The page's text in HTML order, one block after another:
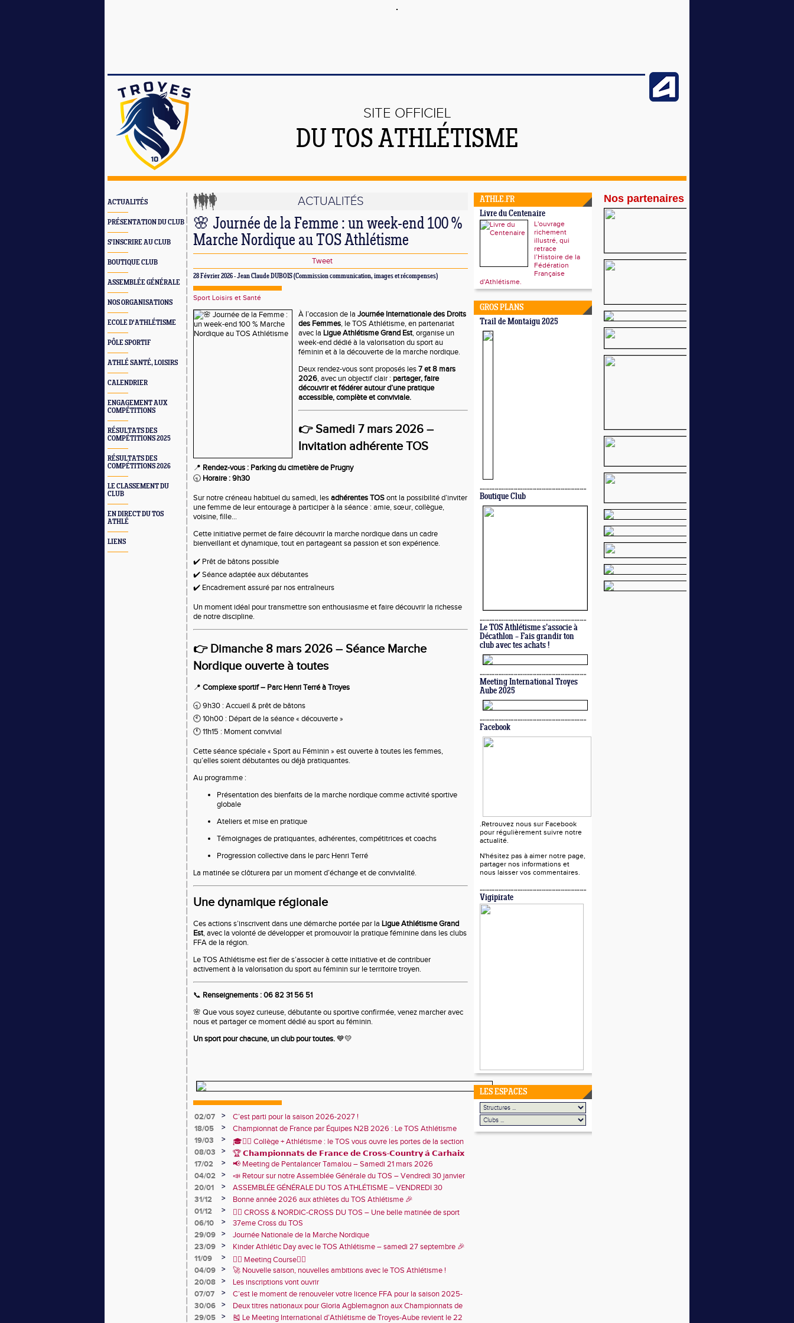
SITE OFFICIEL
DU TOS ATHLÉTISME
ACTUALITÉS
PRÉSENTATION DU CLUB
S'INSCRIRE AU CLUB
BOUTIQUE CLUB
ASSEMBLÉE GÉNÉRALE
NOS ORGANISATIONS
ECOLE D'ATHLÉTISME
PÔLE SPORTIF
ATHLÉ SANTÉ, LOISIRS
CALENDRIER
ENGAGEMENT AUX
COMPÉTITIONS
RÉSULTATS DES
COMPÉTITIONS 2025
RÉSULTATS DES
COMPÉTITIONS 2026
LE CLASSEMENT DU
CLUB
EN DIRECT DU TOS
ATHLÉ
LIENS
ACTUALITÉS
🌸 Journée de la Femme : un week-end 100 %
Marche Nordique au TOS Athlétisme
Tweet
28 Février 2026 - Jean Claude DUBOIS (Commission communication, images et récompenses)
Sport Loisirs et Santé
À l’occasion de la Journée Internationale des Droits
des Femmes, le TOS Athlétisme, en partenariat
avec la Ligue Athlétisme Grand Est, organise un
week-end dédié à la valorisation du sport au
féminin et à la découverte de la marche nordique.
Deux rendez-vous sont proposés les7 et 8 mars
2026, avec un objectif clair : partager, faire
découvrir et fédérer autour d’une pratique
accessible, complète et conviviale.
👉 Samedi 7 mars 2026 –
Invitation adhérente TOS
📍 Rendez-vous : Parking du cimetière de Prugny
🕤 Horaire : 9h30
Sur notre créneau habituel du samedi, lesadhérentes TOSont la possibilité d’inviter
une femme de leur entourage à participer à la séance : amie, sœur, collègue,
voisine, fille…
Cette initiative permet de faire découvrir la marche nordique dans un cadre
bienveillant et dynamique, tout en partageant sa passion et son expérience.
✔️ Prêt de bâtons possible
✔️ Séance adaptée aux débutantes
✔️ Encadrement assuré par nos entraîneurs
Un moment idéal pour transmettre son enthousiasme et faire découvrir la richesse
de notre discipline.
👉 Dimanche 8 mars 2026 – Séance Marche
Nordique ouverte à toutes
📍 Complexe sportif – Parc Henri Terré à Troyes
🕤 9h30 : Accueil & prêt de bâtons
🕙 10h00 : Départ de la séance « découverte »
🕚 11h15 : Moment convivial
Cette séance spéciale « Sport au Féminin » est ouverte à toutes les femmes,
qu’elles soient débutantes ou déjà pratiquantes.
Au programme :
Présentation des bienfaits de la marche nordique comme activité sportive
globale
Ateliers et mise en pratique
Témoignages de pratiquantes, adhérentes, compétitrices et coachs
Progression collective dans le parc Henri Terré
La matinée se clôturera par un moment d’échange et de convivialité.
Une dynamique régionale
Ces actions s’inscrivent dans une démarche portée par la Ligue Athlétisme Grand
Est, avec la volonté de développer et promouvoir la pratique féminine dans les clubs
FFA de la région.
Le TOS Athlétisme est fier de s’associer à cette initiative et de contribuer
activement à la valorisation du sport au féminin sur le territoire troyen.
📞 Renseignements : 06 82 31 56 51
🌸 Que vous soyez curieuse, débutante ou sportive confirmée, venez marcher avec
nous et partager ce moment dédié au sport au féminin.
Un sport pour chacune, un club pour toutes.💙💛
02/07 >
C’est parti pour la saison 2026-2027 !
18/05
>
Championnat de France par Équipes N2B 2026 : Le TOS Athlétisme
1er avec 86 787 points !🩷
19/03 >
🎓🏃‍♂️ Collège + Athlétisme : le TOS vous ouvre les portes de la section
sportive du collège Marie Curie !
08/03 >
🏆 𝗖𝗵𝗮𝗺𝗽𝗶𝗼𝗻𝗻𝗮𝘁𝘀 𝗱𝗲 𝗙𝗿𝗮𝗻𝗰𝗲 𝗱𝗲 𝗖𝗿𝗼𝘀𝘀-𝗖𝗼𝘂𝗻𝘁𝗿𝘆 𝗮̀ 𝗖𝗮𝗿𝗵𝗮𝗶𝘅
🏅
17/02 >
📢 Meeting de Pentalancer Tamalou – Samedi 21 mars 2026
04/02
>
📣 Retour sur notre Assemblée Générale du TOS – Vendredi 30 janvier
2026 🙌
20/01 >
ASSEMBLÉE GÉNÉRALE DU TOS ATHLÉTISME – VENDREDI 30
JANVIER 18h30 – CENTRE SPORTIF DE L'AUBE
31/12 >
Bonne année 2026 aux athlètes du TOS Athlétisme 🎉
01/12
>
🏃‍♂️ CROSS & NORDIC-CROSS DU TOS – Une belle matinée de sport
et de convivialité ! 🏃‍♀️
06/10 >
37eme Cross du TOS
29/09
>
Journée Nationale de la Marche Nordique
23/09
>
Kinder Athlétic Day avec le TOS Athlétisme – samedi 27 septembre 🎉
11/09
>
🏃‍♂️ Meeting Course🏃‍♀️
04/09
>
🚀 Nouvelle saison, nouvelles ambitions avec le TOS Athlétisme !
20/08
>
Les inscriptions vont ouvrir
07/07
>
C’est le moment de renouveler votre licence FFA pour la saison 2025-
2026 !
30/06 >
Deux titres nationaux pour Gloria Agblemagnon aux Championnats de
France Para Athlétisme
29/05 >
🎽 Le Meeting International d’Athlétisme de Troyes-Aube revient le 22
ATHLE.FR
Livre du Centenaire
L'ouvrage
richement
illustré, qui
retrace
l’Histoire de la
Fédération
Française
d'Athlétisme.
GROS PLANS
Trail de Montaigu 2025
Boutique Club
Le TOS Athlétisme s’associe à
Décathlon – Fais grandir ton
club avec tes achats !
Meeting International Troyes
Aube 2025
Facebook
.Retrouvez nous sur Facebook
pour régulièrement suivre notre
actualité.
N'hésitez pas à aimer notre page,
partager nos informations et
nous laisser vos commentaires.
Vigipirate
LES ESPACES
Nos partenaires